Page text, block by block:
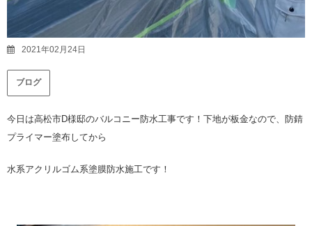
2021年02月24日
ブログ
今日は高松市D様邸のバルコニー防水工事です！下地が板金なので、防錆
プライマー塗布してから
水系アクリルゴム系塗膜防水施工です！